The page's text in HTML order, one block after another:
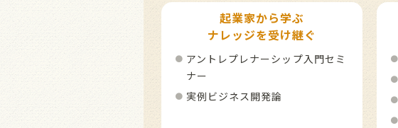
起業家から学ぶ
ナレッジを受け継ぐ
アントレプレナーシップ入門セミ
ナー
実例ビジネス開発論